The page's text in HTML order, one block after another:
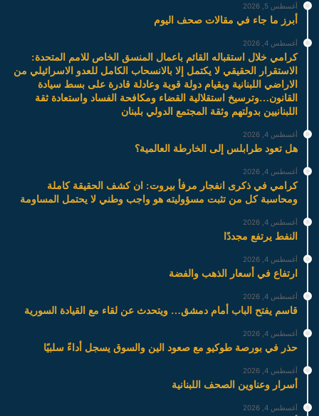
أغسطس 5, 2026
أبرز ما جاء في مقالات صحف اليوم
أغسطس 4, 2026
كرامي خلال استقباله القائم باعمال المنسق الخاص للامم المتحدة:
الاستقرار الحقيقي لا يكتمل إلا بالانسحاب الكامل للعدو الاسرائيلي من
الاراضي اللبنانية وبقيام دولة قوية وعادلة قادرة على بسط سيادة
القانون…وترسيخ استقلالية القضاء ومكافحة الفساد واستعادة ثقة
اللبنانيين بدولتهم وثقة المجتمع الدولي بلبنان
أغسطس 4, 2026
هل تعود طرابلس إلى الخارطة العالمية؟
أغسطس 4, 2026
كرامي في ذكرى انفجار مرفأ بيروت: ان كشف الحقيقة كاملة
ومحاسبة كل من تثبت مسؤوليته هو واجب وطني لا يحتمل المساومة
أغسطس 4, 2026
النفط يرتفع مجددًا
أغسطس 4, 2026
ارتفاع في أسعار الذهب والفضة
أغسطس 4, 2026
قاسم يفتح الباب أمام دمشق… ويتحدث عن لقاء مع القيادة السورية
أغسطس 4, 2026
حذر في بورصة طوكيو مع صعود الين والسوق يسجل أداءً سلبيًا
أغسطس 4, 2026
أسرار وعناوين الصحف اللبنانية
أغسطس 4, 2026